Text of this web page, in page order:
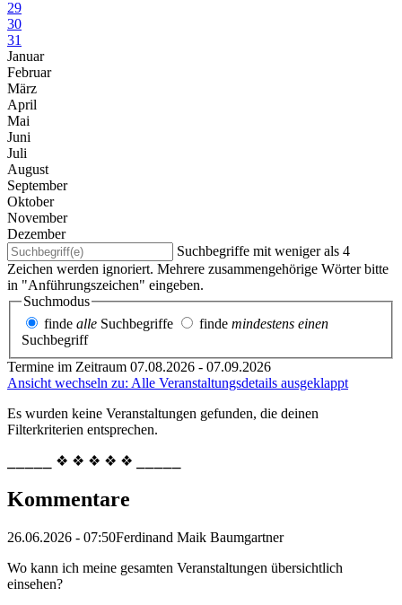
29
30
31
Januar
Februar
März
April
Mai
Juni
Juli
August
September
Oktober
November
Dezember
Suchbegriffe mit weniger als 4
Zeichen werden ignoriert. Mehrere zusammengehörige Wörter bitte
in "Anführungszeichen" eingeben.
Suchmodus
finde alle Suchbegriffe finde mindestens einen
Suchbegriff
Termine im Zeitraum 07.08.2026 - 07.09.2026
Ansicht wechseln zu: Alle Veranstaltungsdetails ausgeklappt
Es wurden keine Veranstaltungen gefunden, die deinen
Filterkriterien entsprechen.
⎯⎯⎯⎯⎯ ❖ ❖ ❖ ❖ ❖ ⎯⎯⎯⎯⎯
Kommentare
26.06.2026 - 07:50Ferdinand Maik Baumgartner
Wo kann ich meine gesamten Veranstaltungen übersichtlich
einsehen?